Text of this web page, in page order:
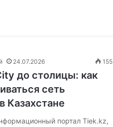
24.07.2026 155
до столицы: как
сеть
Казахстане
портал Tiek.kz,